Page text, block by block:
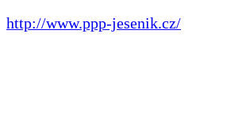
http://www.ppp-jesenik.cz/